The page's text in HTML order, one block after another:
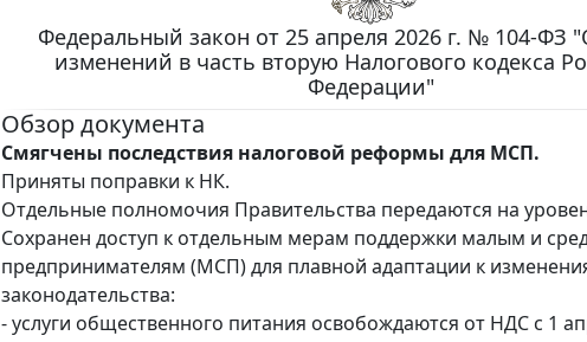
Федеральный закон от 25 апреля 2026 г. № 104-ФЗ
изменений в часть вторую Налогового кодекса
Федерации"
Обзор документа
Смягчены последствия налоговой реформы для МСП.
Приняты поправки к НК.
Отдельные полномочия Правительства передаются на
Сохранен доступ к отдельным мерам поддержки малым и
предпринимателям (МСП) для плавной адаптации к
законодательства:
- услуги общественного питания освобождаются от НДС с 1